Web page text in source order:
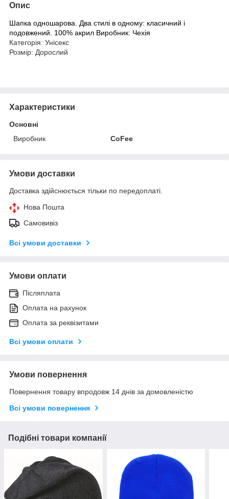
Опис
Шапка одношарова. Два стилі в одному: класичний і
подовжений. 100% акрил Виробник: Чехія
Категорія: Унісекс
Розмір: Дорослий
Характеристики
Основні
Виробник
CoFee
Умови доставки
Доставка здійснюється тільки по передоплаті.
Нова Пошта
Самовивіз
Всі умови доставки
Умови оплати
Післяплата
Оплата на рахунок
Оплата за реквізитами
Всі умови оплати
Умови повернення
Повернення товару впродовж 14 днів за домовленістю
Всі умови повернення
Подібні товари компанії